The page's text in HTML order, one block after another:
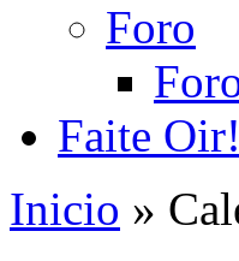
Foro
Faite Oir!
Inicio »